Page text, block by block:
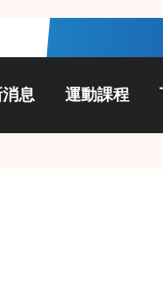
息 運動課程